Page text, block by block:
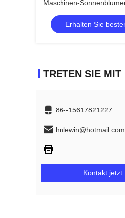
Maschinen-
Maschine herstellt
Erhalten Sie
86--15617821227
hnlewin@hotmail.com
Kontakt jetzt